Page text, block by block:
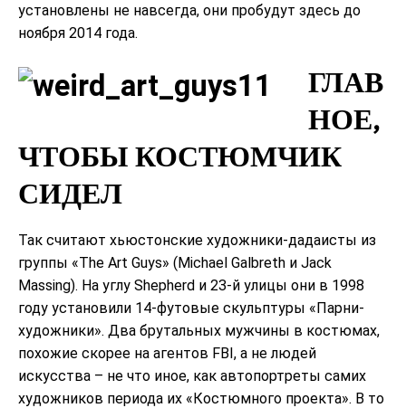
установлены не навсегда, они пробудут здесь до
ноября 2014 года.
ГЛАВ
НОЕ,
ЧТОБЫ КОСТЮМЧИК
СИДЕЛ
Так считают хьюстонские художники-дадаисты из
группы «The Art Guys» (Michael Galbreth и Jack
Massing). На углу Shepherd и 23-й улицы они в 1998
году установили 14-футовые скульптуры «Парни-
художники». Два брутальных мужчины в костюмах,
похожие скорее на агентов FBI, а не людей
искусства – не что иное, как автопортреты самих
художников периода их «Костюмного проекта». В то